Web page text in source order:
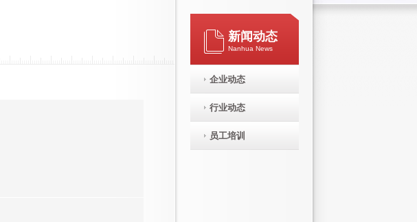
企业动态
行业动态
员工培训
新闻动态
Nanhua News